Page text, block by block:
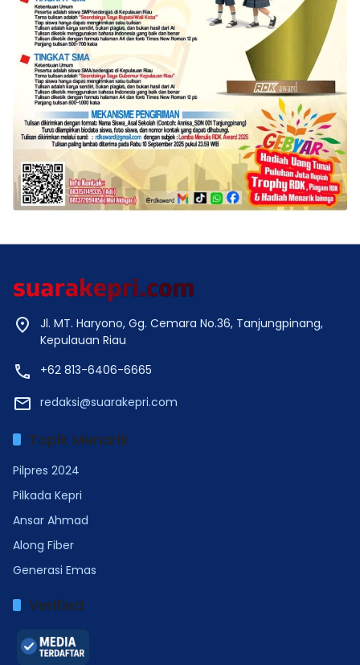
Jl. MT. Haryono, Gg. Cemara No.36, Tanjungpinang,
Kepulauan Riau
+62 813-6406-6665
redaksi@suarakepri.com
Topik Menarik
Pilpres 2024
Pilkada Kepri
Ansar Ahmad
Along Fiber
Generasi Emas
Verified